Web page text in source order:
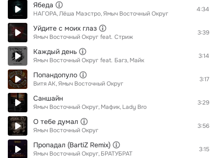
Ябеда
НАГОРА Лёша Маэстро Ямыч Восточный Округ
4:34
Уйдите с моих глаз
Ямыч Восточный Округ feat. Стриж
3:39
Каждый день
Ямыч Восточный Округ feat. Багз Майк
3:14
Попандопуло
Витя АК Ямыч Восточный Округ
3:17
Саншайн
Ямыч Восточный Округ Мафик Lady Bro
3:29
О тебе думал
Ямыч Восточный Округ
3:56
Пропадал (BartiZ Remix)
Ямыч Восточный Округ БРАТУБРАТ
3:15